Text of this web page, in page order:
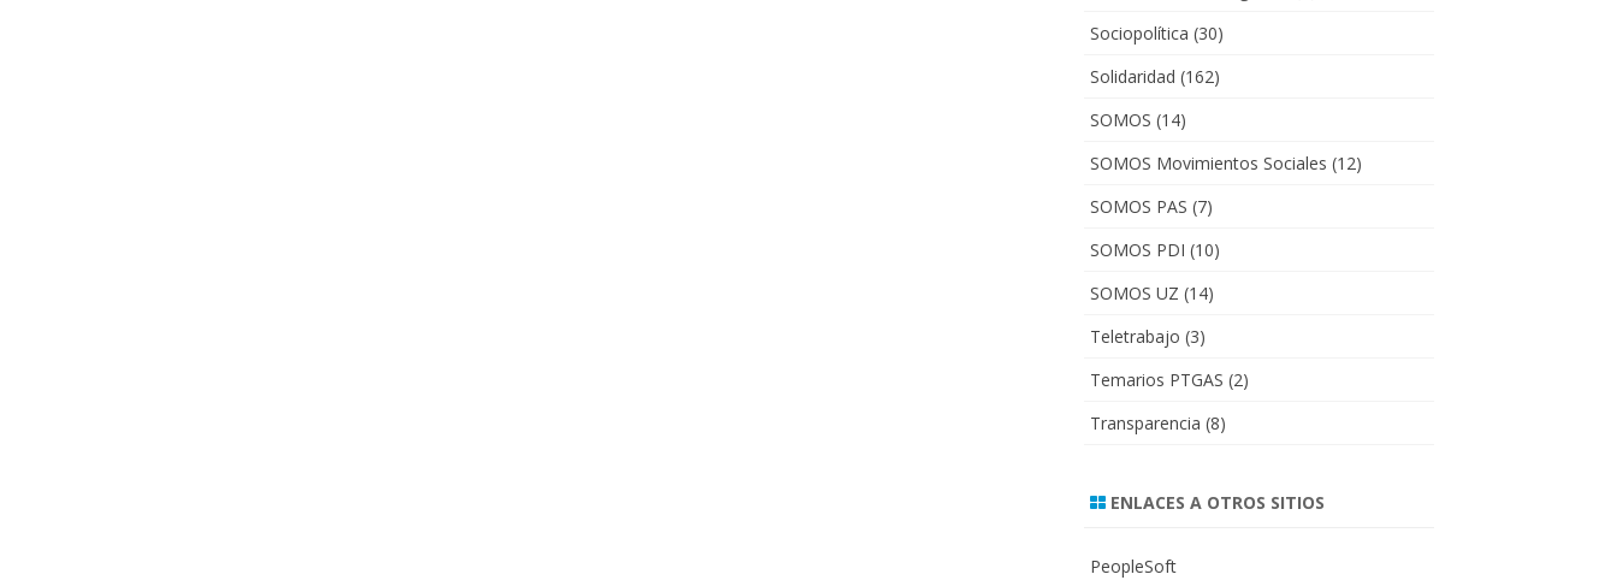
Sociopolítica (30)
Solidaridad (162)
SOMOS (14)
SOMOS Movimientos Sociales (12)
SOMOS PAS (7)
SOMOS PDI (10)
SOMOS UZ (14)
Teletrabajo (3)
Temarios PTGAS (2)
Transparencia (8)
ENLACES A OTROS SITIOS
PeopleSoft